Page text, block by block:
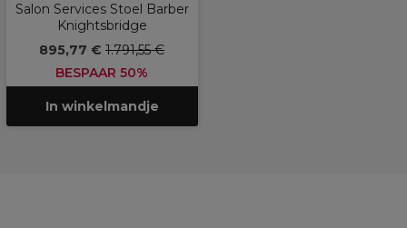
Salon Services Stoel Barber
Knightsbridge
895,77 € 1.791,55 €
BESPAAR 50%
In winkelmandje